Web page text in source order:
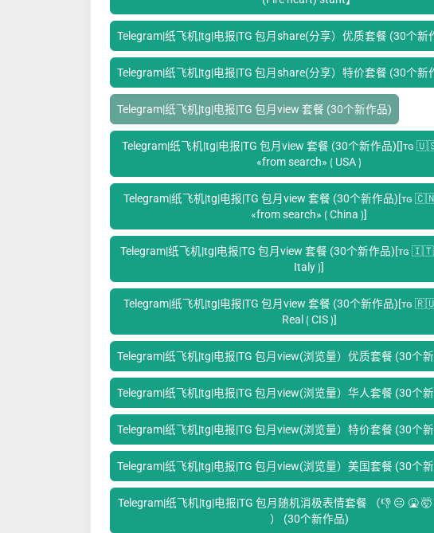
Telegram|纸飞机|tg|电报|TG 包月share(分享）优质套餐 (30个新
Telegram|纸飞机|tg|电报|TG 包月share(分享）特价套餐 (30个新
Telegram|纸飞机|tg|电报|TG 包月view 套餐 (30个新作品)
Telegram|纸飞机|tg|电报|TG 包月view 套餐 (30个新作品)[]ᴛɢ
«from search» ⟮ USA ⟯
Telegram|纸飞机|tg|电报|TG 包月view 套餐 (30个新作品)[ᴛɢ
«from search» ⟮ China ⟯]
Telegram|纸飞机|tg|电报|TG 包月view 套餐 (30个新作品)[ᴛɢ 🇮🇹
Italy ⟯]
Telegram|纸飞机|tg|电报|TG 包月view 套餐 (30个新作品)[ᴛɢ
Real ⟮ CIS ⟯]
Telegram|纸飞机|tg|电报|TG 包月view(浏览量）优质套餐 (30个
Telegram|纸飞机|tg|电报|TG 包月view(浏览量）华人套餐 (30个
Telegram|纸飞机|tg|电报|TG 包月view(浏览量）特价套餐 (30个
Telegram|纸飞机|tg|电报|TG 包月view(浏览量）美国套餐 (30个
Telegram|纸飞机|tg|电报|TG 包月随机消极表情套餐 （👎 😑 🤮
‍） (30个新作品)